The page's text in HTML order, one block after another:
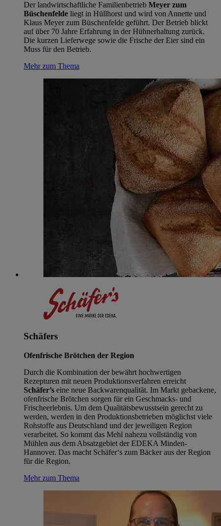
Der landwirtschaftliche Familienbetrieb Meyer zum
Büschenfelde liegt in Hüllhorst und wird von Annette und
Klaus Meyer zum Büschenfelde geführt. Der Betrieb blickt
auf über 70 Jahre Erfahrung in der Hühnerhaltung zurück.
Die kurzen Lieferwege sowie die Frische der Eier sind ein
Muss für den Betrieb.
Mehr zum Thema
Schäfers
Ofenfrische Brötchen der Region
Durch die Kombination der bewährt hochwertigen
Rezepturen mit neuen Produktionsverfahren erreicht
Schäfer’s eine neue Backwarenqualität. Im Markt gebackene,
ofenfrische Brötchen sorgen für ein Geschmacks- und
Frischeerlebnis. Um dem Qualitätsbewusstsein gerecht zu
werden, werden in den Produktionsbetrieben möglichst viele
Rohstoffe aus Deutschland und der jeweiligen Region
verarbeitet. So kommt das Mehl nahezu vollständig von
Mühlen aus dem Absatzgebiet der EDEKA Minden-
Hannover. Das macht Schäfer‘s zum Bäcker aus der Region
für die Region.
Mehr zum Thema